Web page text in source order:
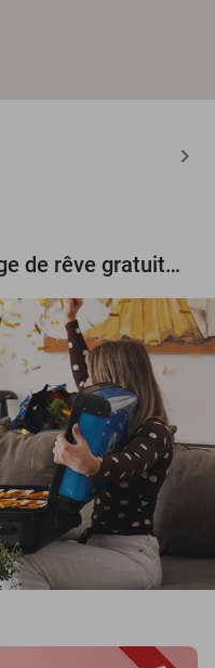
Tentez de gagner un voyage de rêve gratuit d'une valeur de 3.000 € !